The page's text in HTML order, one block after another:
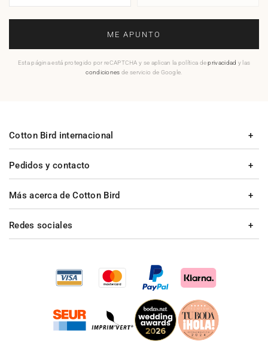
ME APUNTO
Esta página está protegido por reCAPTCHA y se aplican la política deprivacidad y las
condiciones de servicio de Google.
Pedidos y contacto
Más acerca de Cotton Bird
Cotton Bird internacional
Redes sociales